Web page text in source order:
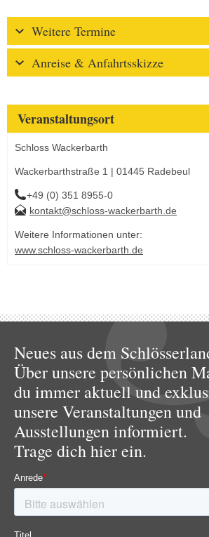
Weitere Termine
Anreise & Anfahrtsskizze
Veranstaltungsort
Schloss Wackerbarth
Wackerbarthstraße 1 | 01445 Radebeul
+49 (0) 351 8955-0
kontakt@schloss-wackerbarth.de
Weitere Informationen unter:
www.schloss-wackerbarth.de
Neues aus dem
Über unsere persönlichen
du immer aktuell und
unsere Veranstaltungen und
Ausstellungen informiert.
Trage dich hier ein.